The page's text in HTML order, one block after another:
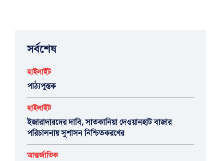
সর্বশেষ
হাইলাইট
পাঠ্যপুস্তক
হাইলাইট
ইজারাদারদের দাবি, সাতকানিয়া দেওয়ানহাট বাজার
পরিচালনায় সুশাসন নিশ্চিতকরণের
আন্তর্জাতিক